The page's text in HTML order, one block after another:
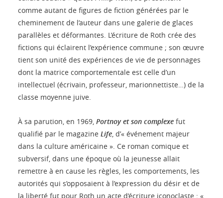
comme autant de figures de fiction générées par le
cheminement de l’auteur dans une galerie de glaces
parallèles et déformantes. L’écriture de Roth crée des
fictions qui éclairent l’expérience commune ; son œuvre
tient son unité des expériences de vie de personnages
dont la matrice comportementale est celle d’un
intellectuel (écrivain, professeur, marionnettiste…) de la
classe moyenne juive.
À sa parution, en 1969, Portnoy et son complexe fut
qualifié par le magazine Life , d’« événement majeur
dans la culture américaine ». Ce roman comique et
subversif, dans une époque où la jeunesse allait
remettre à en cause les règles, les comportements, les
autorités qui s’opposaient à l’expression du désir et de
la liberté fut pour Roth un acte d’écriture iconoclaste : «